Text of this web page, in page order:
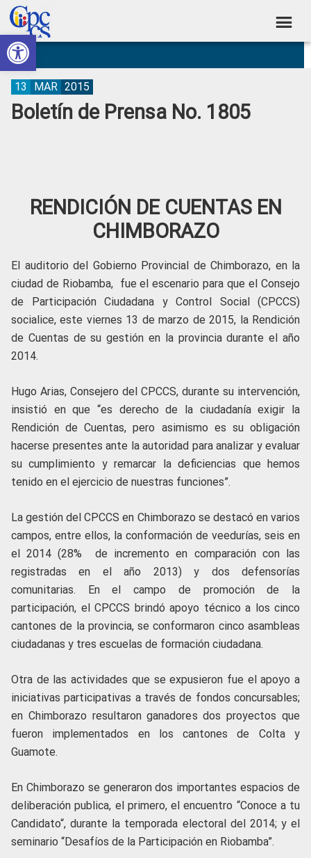
Abrir barra de herramientas
Skip
to
primary
navigation
Skip
to
main
content
Skip
to
primary
sidebar
Skip
to
footer
Consejo
de
Participación
Ciudadana
Construyendo
Poder
Ciudadano
Boletín de Prensa No. 1805
13 MAR 2015
RENDICIÓN DE CUENTAS EN
CHIMBORAZO
El auditorio del Gobierno Provincial de Chimborazo, en la
ciudad de Riobamba, fue el escenario para que el Consejo
de Participación Ciudadana y Control Social (CPCCS)
socialice, este viernes 13 de marzo de 2015, la Rendición
de Cuentas de su gestión en la provincia durante el año
2014.
Hugo Arias, Consejero del CPCCS, durante su intervención,
insistió en que “es derecho de la ciudadanía exigir la
Rendición de Cuentas, pero asimismo es su obligación
hacerse presentes ante la autoridad para analizar y evaluar
su cumplimiento y remarcar la deficiencias que hemos
tenido en el ejercicio de nuestras funciones”.
La gestión del CPCCS en Chimborazo se destacó en varios
campos, entre ellos, la conformación de veedurías, seis en
el 2014 (28% de incremento en comparación con las
registradas en el año 2013) y dos defensorías
comunitarias. En el campo de promoción de la
participación, el CPCCS brindó apoyo técnico a los cinco
cantones de la provincia, se conformaron cinco asambleas
ciudadanas y tres escuelas de formación ciudadana.
Otra de las actividades que se expusieron fue el apoyo a
iniciativas participativas a través de fondos concursables;
en Chimborazo resultaron ganadores dos proyectos que
fueron implementados en los cantones de Colta y
Guamote.
En Chimborazo se generaron dos importantes espacios de
deliberación publica, el primero, el encuentro “Conoce a tu
Candidato“, durante la temporada electoral del 2014; y el
seminario “Desafíos de la Participación en Riobamba”.